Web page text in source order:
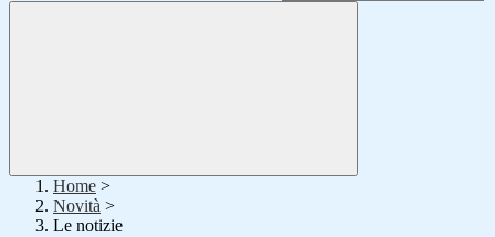
Home >
Novità >
Le notizie